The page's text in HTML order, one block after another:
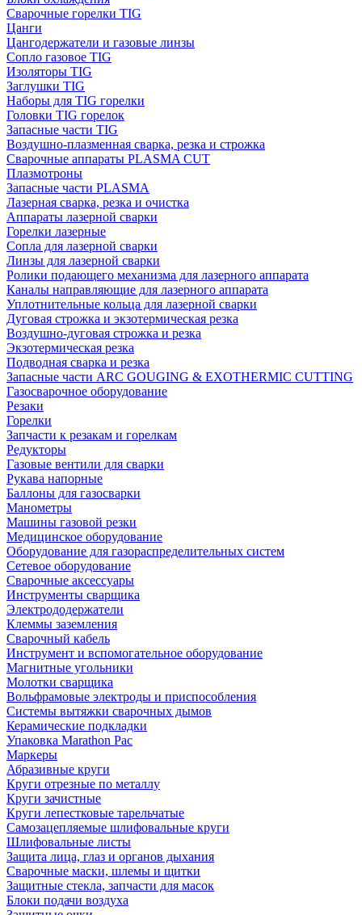
Сварочные горелки TIG
Цанги
Цангодержатели и газовые линзы
Сопло газовое TIG
Изоляторы TIG
Заглушки TIG
Наборы для TIG горелки
Головки TIG горелок
Запасные части TIG
Воздушно-плазменная сварка, резка и строжка
Сварочные аппараты PLASMA CUT
Плазмотроны
Запасные части PLASMA
Лазерная сварка, резка и очистка
Аппараты лазерной сварки
Горелки лазерные
Сопла для лазерной сварки
Линзы для лазерной сварки
Ролики подающего механизма для лазерного аппарата
Каналы направляющие для лазерного аппарата
Уплотнительные кольца для лазерной сварки
Дуговая строжка и экзотермическая резка
Воздушно-дуговая строжка и резка
Экзотермическая резка
Подводная сварка и резка
Запасные части ARC GOUGING & EXOTHERMIC CUTTING
Газосварочное оборудование
Резаки
Горелки
Запчасти к резакам и горелкам
Редукторы
Газовые вентили для сварки
Рукава напорные
Баллоны для газосварки
Манометры
Машины газовой резки
Медицинское оборудование
Оборудование для газораспределительных систем
Сетевое оборудование
Сварочные аксессуары
Инструменты сварщика
Электрододержатели
Клеммы заземления
Сварочный кабель
Инструмент и вспомогательное оборудование
Магнитные угольники
Молотки сварщика
Вольфрамовые электроды и приспособления
Системы вытяжки сварочных дымов
Керамические подкладки
Упаковка Marathon Pac
Маркеры
Абразивные круги
Круги отрезные по металлу
Круги зачистные
Круги лепестковые тарельчатые
Самозацепляемые шлифовальные круги
Шлифовальные листы
Защита лица, глаз и органов дыхания
Сварочные маски, шлемы и щитки
Защитные стекла, запчасти для масок
Блоки подачи воздуха